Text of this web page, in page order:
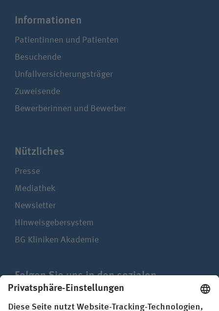
Infor­ma­tionen
Patientinnen und Patienten
Besuchende
Unfallversicherungsträger
Zuweisende
Bewerberinnen und Bewerber
Nützliches
Presse
Mediathek
Newsletter
Hinweisgebersystem
BG Kliniken Akademie
Folgen Sie uns in den sozialen
Netzwerken